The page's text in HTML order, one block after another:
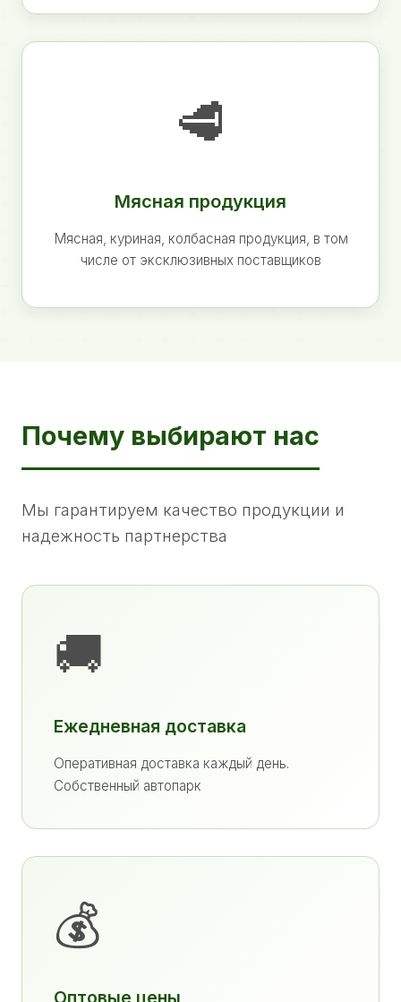
🥩
Мясная продукция
Мясная, куриная, колбасная продукция, в том
числе от эксклюзивных поставщиков
Почему выбирают нас
Мы гарантируем качество продукции и
надежность партнерства
🚚
Ежедневная доставка
Оперативная доставка каждый день.
Собственный автопарк
💰
Оптовые цены